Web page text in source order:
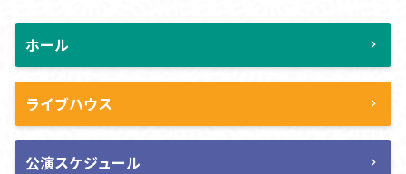
ホール chevron_right
ライブハウス chevron_right
公演スケジュール chevron_right